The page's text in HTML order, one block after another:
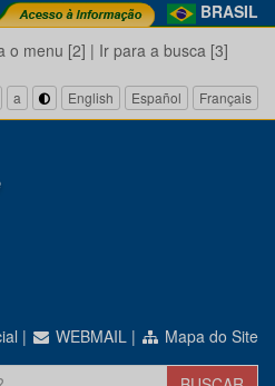
BRASIL
o menu [2] | Ir para a busca [3]
a English Español Français
| WEBMAIL | Mapa do Site